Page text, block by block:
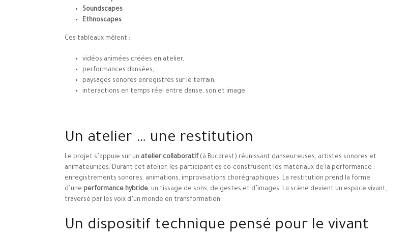
Soundscapes
Ethnoscapes
Ces tableaux mêlent :
vidéos animées créées en atelier,
performances dansées,
paysages sonores enregistrés sur le terrain,
interactions en temps réel entre danse, son et image.
Un atelier … une restitution
Le projet s’appuie sur un atelier collaboratif (à Bucarest) réunissant danseur·euses, artistes sonores et
animateur·ices. Durant cet atelier, les participant·es co-construisent les matériaux de la performance :
enregistrements sonores, animations, improvisations chorégraphiques. La restitution prend la forme
d’une performance hybride, un tissage de sons, de gestes et d’images. La scène devient un espace vivant,
traversé par les voix d’un monde en transformation.
Un dispositif technique pensé pour le vivant